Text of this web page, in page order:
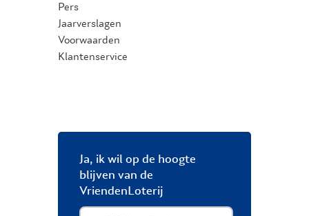
Pers
Jaarverslagen
Voorwaarden
Klantenservice
Ja, ik wil op de hoogte
blijven van de
VriendenLoterij